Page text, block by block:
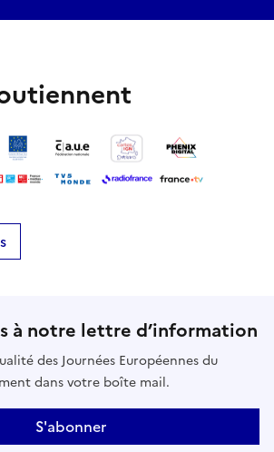
à notre lettre d’information
des Journées Européennes du
dans votre boîte mail.
S'abonner